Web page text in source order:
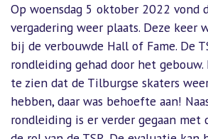
Op woensdag 5 oktober 2022 vond
vergadering weer plaats. Deze keer
bij de verbouwde Hall of Fame. De
rondleiding gehad door het
te zien dat de Tilburgse skaters
hebben, daar was behoefte aan!
rondleiding is er verder gegaan met